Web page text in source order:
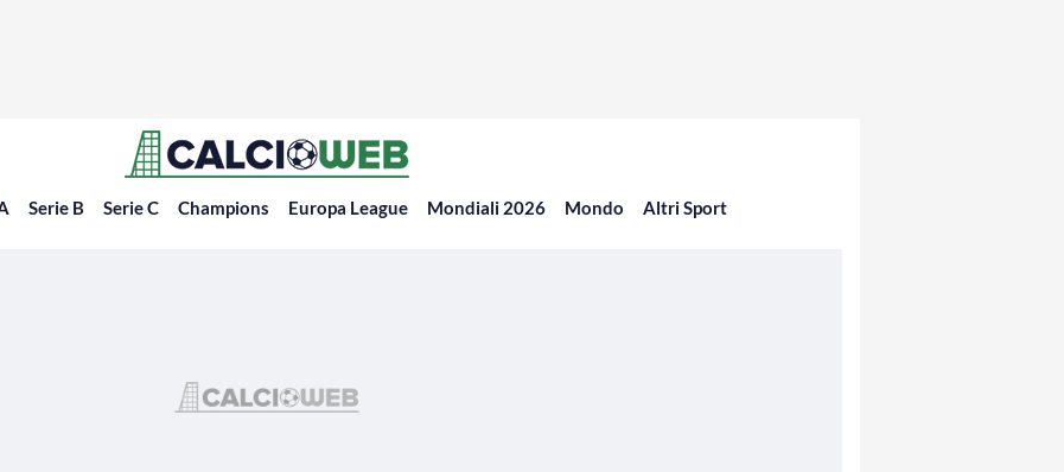
Serie B Serie C Champions Europa League Mondiali 2026 Mondo Altri Sport